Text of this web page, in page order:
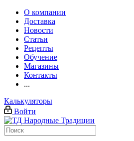
О компании
Доставка
Новости
Статьи
Рецепты
Обучение
Магазины
Контакты
...
Калькуляторы
Войти